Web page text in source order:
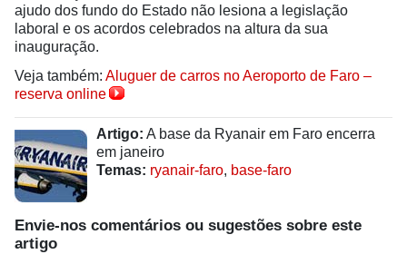
ajudo dos fundo do Estado não lesiona a legislação
laboral e os acordos celebrados na altura da sua
inauguração.
Veja também: Aluguer de carros no Aeroporto de Faro –
reserva online
Artigo: A base da Ryanair em Faro encerra
em janeiro
Temas: ryanair-faro, base-faro
Envie-nos comentários ou sugestões sobre este
artigo